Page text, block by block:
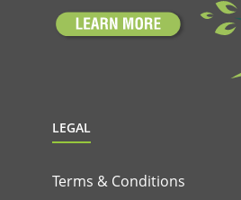
LEGAL
Terms & Conditions